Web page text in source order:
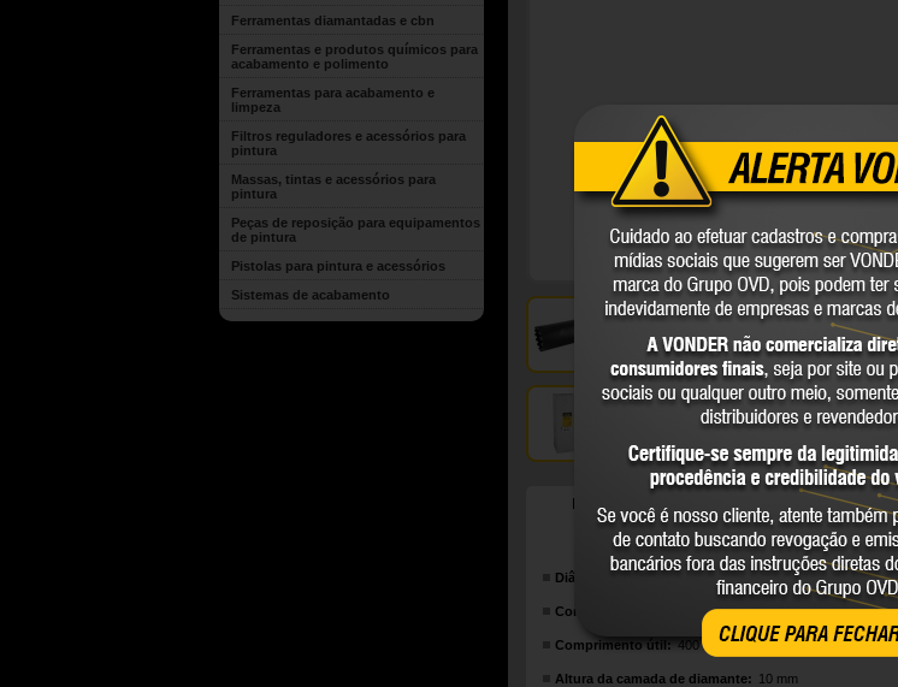
CLIQUE PARA FECHAR
Ferramentas diamantadas e cbn
Ferramentas e produtos químicos para
acabamento e polimento
Ferramentas para acabamento e
limpeza
Filtros reguladores e acessórios para
pintura
Massas, tintas e acessórios para
pintura
Peças de reposição para equipamentos
de pintura
Pistolas para pintura e acessórios
Sistemas de acabamento
DETALHES TÉCNICOS
Diâmetro:
Comprimento:
Comprimento útil: 400 mm
Altura da camada de diamante: 10 mm